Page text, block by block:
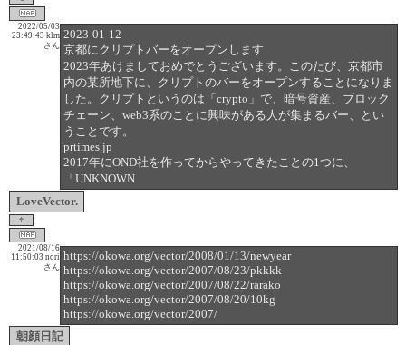
2023-01-12
京都にクリプトバーをオープンします
2023年あけましておめでとうございます。このたび、京都市
内の某所地下に、クリプトのバーをオープンすることになりま
した。クリプトというのは「crypto」で、暗号資産、ブロック
チェーン、web3系のことに興味がある人が集まるバー、とい
うことです。
prtimes.jp
2017年にOND社を作ってからやってきたことの1つに、
「UNKNOWN
2022/05/03
23:49:43
LoveVector.
klm
さん
https://okowa.org/vector/2008/01/13/newyear
https://okowa.org/vector/2007/08/23/pkkkk
https://okowa.org/vector/2007/08/22/rarako
https://okowa.org/vector/2007/08/20/10kg
https://okowa.org/vector/2007/
2021/08/16
11:50:03
朝顔日記
nori
さん